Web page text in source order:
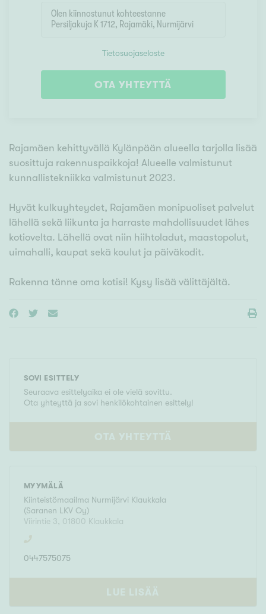
Tietosuojaseloste
OTA YHTEYTTÄ
Rajamäen kehittyvällä Kylänpään alueella tarjolla lisää
suosittuja rakennuspaikkoja! Alueelle valmistunut
kunnallistekniikka valmistunut 2023.
Hyvät kulkuyhteydet, Rajamäen monipuoliset palvelut
lähellä sekä liikunta ja harraste mahdollisuudet lähes
kotiovelta. Lähellä ovat niin hiihtoladut, maastopolut,
uimahalli, kaupat sekä koulut ja päiväkodit.
Rakenna tänne oma kotisi! Kysy lisää välittäjältä.
SOVI ESITTELY
Seuraava esittelyaika ei ole vielä sovittu.
Ota yhteyttä ja sovi henkilökohtainen esittely!
OTA YHTEYTTÄ
MYYMÄLÄ
Kiinteistömaailma Nurmijärvi Klaukkala
(Saranen LKV Oy)
Viirintie 3, 01800 Klaukkala
0447575075
LUE LISÄÄ